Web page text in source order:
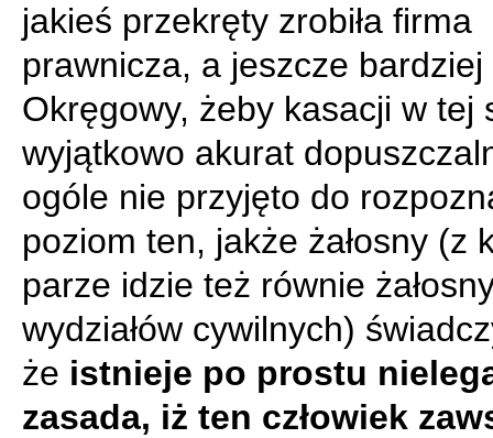
jakieś przekręty zrobiła firma
prawnicza, a jeszcze bardziej
Okręgowy, żeby kasacji w tej
wyjątkowo akurat
ogóle nie przyjęto do
poziom ten, jakże żałosny (z
parze idzie też równie
wydziałów cywilnych)
że istnieje po prostu
zasada, iż ten człowiek